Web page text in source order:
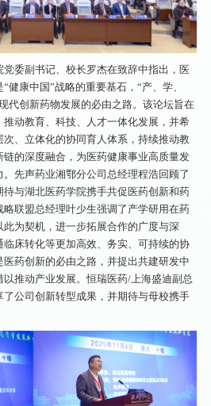
委副书记、校长罗杰在致辞中指出，医
健康中国”战略的重要基石，“产、学、
代创新药物发展的必由之路。该论坛旨在
动教育、科技、人才一体化发展，并希
、立体化的协同育人体系，持续推动教
的深度融合，为医药健康事业高质量发
先声药业湘鄂分公司总经理程浩回顾了
与湖北医药学院携手共促医药创新和药
联盟总经理叶少生强调了产学研用在药
为契机，进一步拓展合作的广度与深
床转化等更加高效、务实、可持续的协
药创新的必由之路，并提出共建研发中
推动产业发展。恒瑞医药/上海盛迪副总
公司创新转型成果，并期待与母校携手